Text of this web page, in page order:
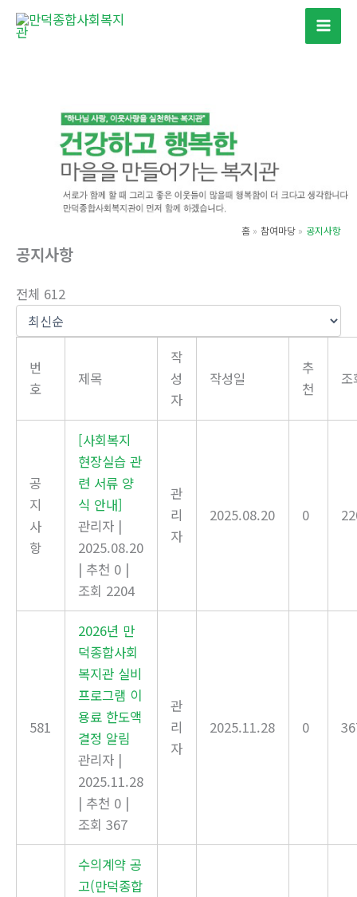
홈 참여마당 공지사항
공지사항
전체 612
번
호
제목
작
성
자
작성일
추
천
조
공
지
사
항
[사회복지
현장실습 관
련 서류 양
식 안내]
관리자 |
2025.08.20
| 추천 0 |
조회 2204
관
리
자
2025.08.20 0
581
2026년 만
덕종합사회
복지관 실비
프로그램 이
용료 한도액
결정 알림
관리자 |
2025.11.28
| 추천 0 |
조회 367
관
리
자
2025.11.28 0
수의계약 공
고(만덕종합